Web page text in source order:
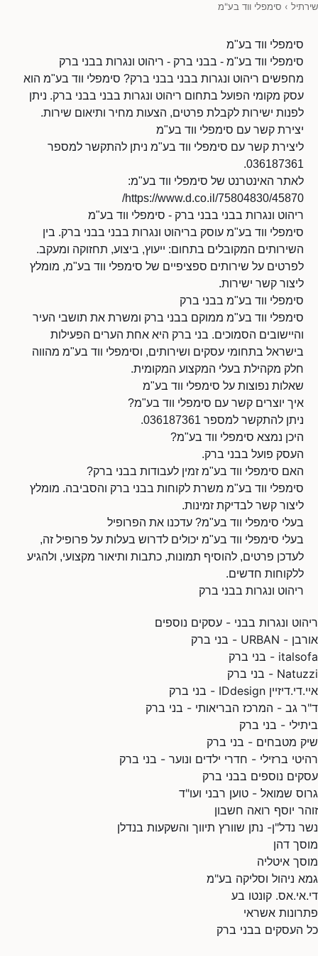
שירתיל › סימפלי ווד בע"מ
סימפלי ווד בע"מ
סימפלי ווד בע"מ - בבני ברק - ריהוט ונגרות בבני ברק
מחפשים ריהוט ונגרות בבני בבני ברק? סימפלי ווד בע"מ הוא
עסק מקומי הפועל בתחום ריהוט ונגרות בבני בבני ברק. ניתן
לפנות ישירות לקבלת פרטים, הצעות מחיר ותיאום שירות.
יצירת קשר עם סימפלי ווד בע"מ
ליצירת קשר עם סימפלי ווד בע"מ ניתן להתקשר למספר
036187361.
לאתר האינטרנט של סימפלי ווד בע"מ:
https://www.d.co.il/75804830/45870/
ריהוט ונגרות בבני בבני ברק - סימפלי ווד בע"מ
סימפלי ווד בע"מ עוסק בריהוט ונגרות בבני בבני ברק. בין
השירותים המקובלים בתחום: ייעוץ, ביצוע, תחזוקה ומעקב.
לפרטים על שירותים ספציפיים של סימפלי ווד בע"מ, מומלץ
ליצור קשר ישירות.
סימפלי ווד בע"מ בבני ברק
סימפלי ווד בע"מ ממוקם בבני ברק ומשרת את תושבי העיר
והיישובים הסמוכים. בני ברק היא אחת הערים הפעילות
בישראל בתחומי עסקים ושירותים, וסימפלי ווד בע"מ מהווה
חלק מקהילת בעלי המקצוע המקומית.
שאלות נפוצות על סימפלי ווד בע"מ
איך יוצרים קשר עם סימפלי ווד בע"מ?
ניתן להתקשר למספר 036187361.
היכן נמצא סימפלי ווד בע"מ?
העסק פועל בבני ברק.
האם סימפלי ווד בע"מ זמין לעבודות בבני ברק?
סימפלי ווד בע"מ משרת לקוחות בבני ברק והסביבה. מומלץ
ליצור קשר לבדיקת זמינות.
בעלי סימפלי ווד בע"מ? עדכנו את הפרופיל
בעלי סימפלי ווד בע"מ יכולים לדרוש בעלות על פרופיל זה,
לעדכן פרטים, להוסיף תמונות, כתבות ותיאור מקצועי, ולהגיע
ללקוחות חדשים.
ריהוט ונגרות בבני ברק
ריהוט ונגרות בבני - עסקים נוספים
אורבן - URBAN - בני ברק
italsofa - בני ברק
Natuzzi - בני ברק
איי.די.דיזיין IDdesign - בני ברק
ד"ר גב - המרכז הבריאותי - בני ברק
ביתילי - בני ברק
שיק מטבחים - בני ברק
רהיטי ברזילי - חדרי ילדים ונוער - בני ברק
עסקים נוספים בבני ברק
גרוס שמואל - טוען רבני ועו"ד
זוהר יוסף רואה חשבון
נשר נדל"ן- נתן שוורץ תיווך והשקעות בנדלן
מוסך דהן
מוסך איטליה
גמא ניהול וסליקה בע"מ
די.אי.אס. קונטו בע
פתרונות אשראי
כל העסקים בבני ברק